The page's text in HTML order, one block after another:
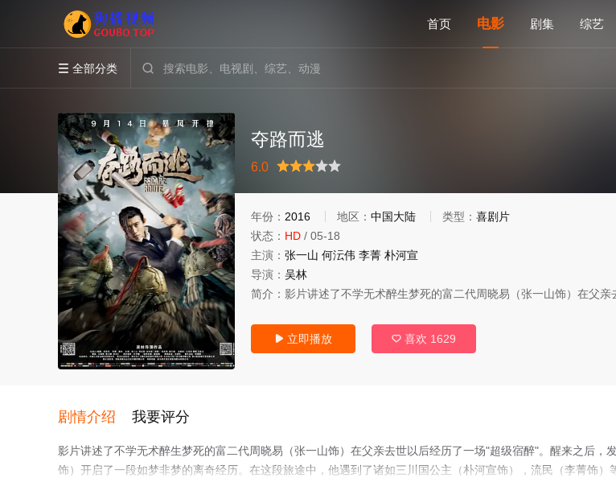
首页 电影 剧集 综艺
 全部分类 
夺路而逃
6.0
很差较差还行 推荐力荐
年份： 2016 地区： 中国大陆 类型： 喜剧片
状态： HD / 05-18
主演： 张一山 何沄伟 李菁 朴河宣
导演： 吴林
简介： 影片讲述了不学无术醉生梦死的富二代周晓易（张一山饰）在父亲
 立即播放  喜欢 1629
剧情介绍 我要评分
影片讲述了不学无术醉生梦死的富二代周晓易（张一山饰）在父亲去世以后经历了一场"超级宿醉"。醒来之后，
饰）开启了一段如梦非梦的离奇经历。在这段旅途中，他遇到了诸如三川国公主（朴河宣饰），流民（李菁饰）